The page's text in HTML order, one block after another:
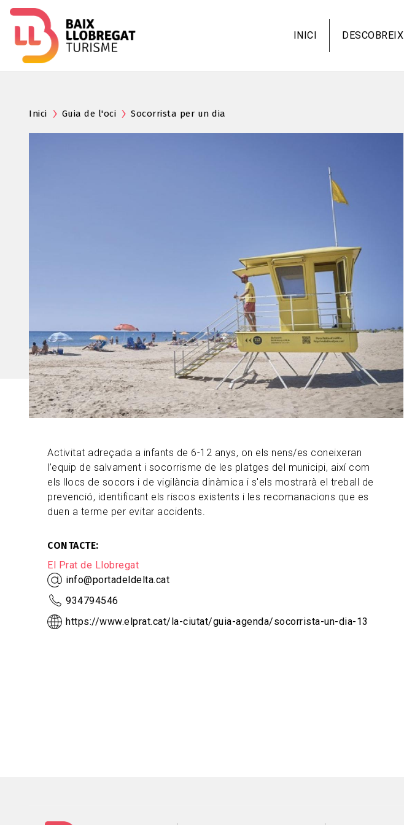
INICI DESCOBREIX
Inici Guia de l'oci Socorrista per un dia
Activitat adreçada a infants de 6-12 anys, on els nens/es coneixeran
l’equip de salvament i socorrisme de les platges del municipi, així com
els llocs de socors i de vigilància dinàmica i s'els mostrarà el treball de
prevenció, identificant els riscos existents i les recomanacions que es
duen a terme per evitar accidents.
CONTACTE
El Prat de Llobregat
info@portadeldelta.cat
934794546
https://www.elprat.cat/la-ciutat/guia-agenda/socorrista-un-dia-13